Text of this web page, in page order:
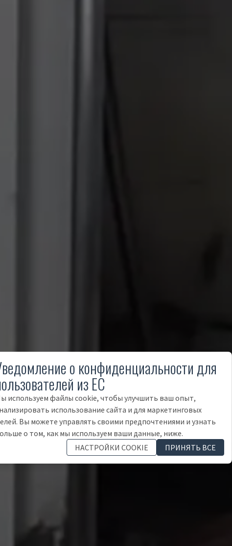
о конфиденциальности для
из ЕС
используем файлы cookie, чтобы улучшить ваш опыт,
использование сайта и для маркетинговых
Вы можете управлять своими предпочтениями и узнать
о том, как мы используем ваши данные, ниже.
НАСТРОЙКИ COOKIE
ПРИНЯТЬ ВСЕ